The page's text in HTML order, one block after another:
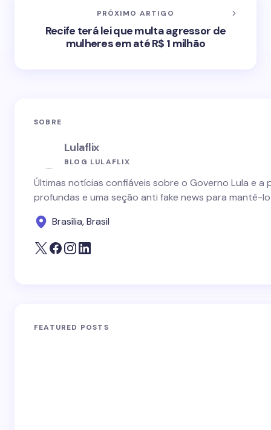
PRÓXIMO ARTIGO
Recife terá lei que multa agressor de
mulheres em até R$ 1 milhão
SOBRE
Lulaflix
BLOG LULAFLIX
Últimas notícias confiáveis sobre o Governo Lula e
profundas e uma seção anti fake news para mantê-
Brasília, Brasil
FEATURED POSTS